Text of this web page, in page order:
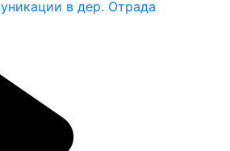
в дер. Отрада